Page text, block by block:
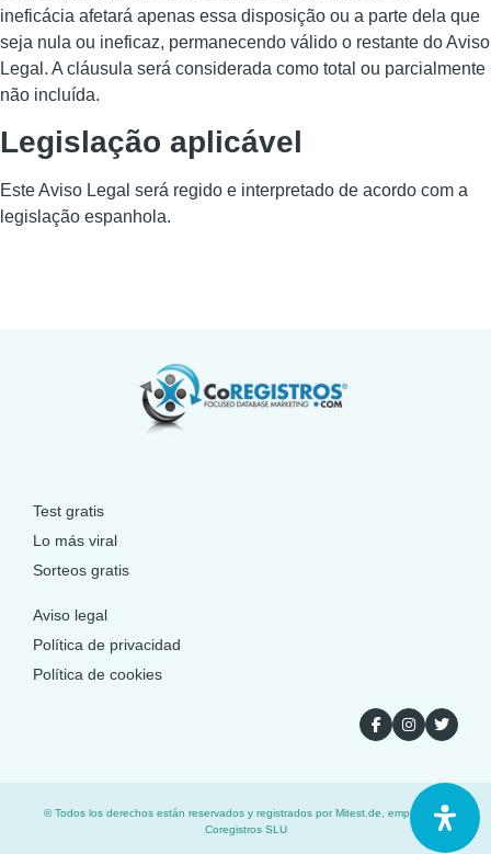
ineficácia afetará apenas essa disposição ou a parte dela que
seja nula ou ineficaz, permanecendo válido o restante do Aviso
Legal. A cláusula será considerada como total ou parcialmente
não incluída.
Legislação aplicável
Este Aviso Legal será regido e interpretado de acordo com a
legislação espanhola.
Test gratis
Lo más viral
Sorteos gratis
Aviso legal
Política de privacidad
Política de cookies
© Todos los derechos están reservados y registrados por Mitest.de, empresa de
Coregistros SLU​